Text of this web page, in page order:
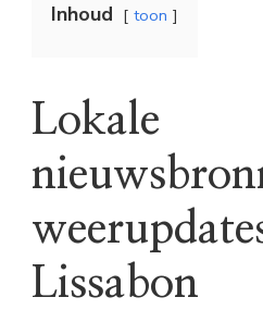
Inhoud toon
Lokale
Lissabon